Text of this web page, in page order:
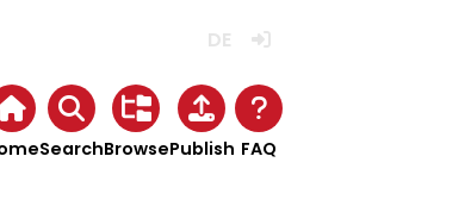
SearchBrowsePublish FAQ